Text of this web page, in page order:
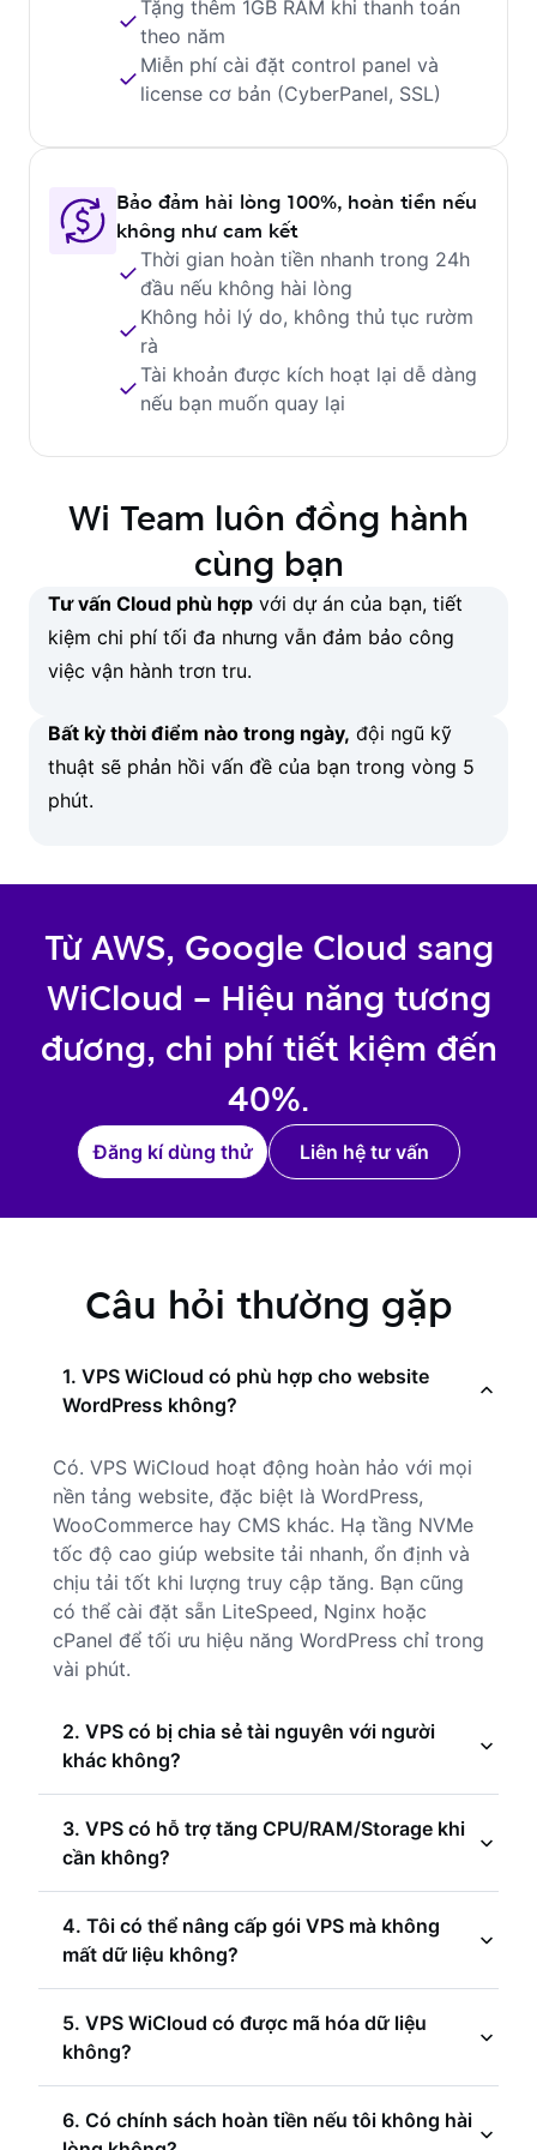
Tặng thêm 1GB RAM khi thanh toán
theo năm
Miễn phí cài đặt control panel và
license cơ bản (CyberPanel, SSL)
Bảo đảm hài lòng 100%, hoàn tiền nếu
không như cam kết
Thời gian hoàn tiền nhanh trong 24h
đầu nếu không hài lòng
Không hỏi lý do, không thủ tục rườm
rà
Tài khoản được kích hoạt lại dễ dàng
nếu bạn muốn quay lại
Wi Team luôn đồng hành
cùng bạn
Tư vấn Cloud phù hợp với dự án của bạn, tiết
kiệm chi phí tối đa nhưng vẫn đảm bảo công
việc vận hành trơn tru.
Bất kỳ thời điểm nào trong ngày, đội ngũ kỹ
thuật sẽ phản hồi vấn đề của bạn trong vòng 5
phút.
Từ AWS, Google Cloud sang
WiCloud – Hiệu năng tương
đương, chi phí tiết kiệm đến
40%.
Đăng kí dùng thử Liên hệ tư vấn
Câu hỏi thường gặp
1. VPS WiCloud có phù hợp cho website
WordPress không?
Có. VPS WiCloud hoạt động hoàn hảo với mọi
nền tảng website, đặc biệt là WordPress,
WooCommerce hay CMS khác. Hạ tầng NVMe
tốc độ cao giúp website tải nhanh, ổn định và
chịu tải tốt khi lượng truy cập tăng. Bạn cũng
có thể cài đặt sẵn LiteSpeed, Nginx hoặc
cPanel để tối ưu hiệu năng WordPress chỉ trong
vài phút.
2. VPS có bị chia sẻ tài nguyên với người
khác không?
Không. Mỗi VPS WiCloud là một máy chủ ảo
độc lập, có CPU, RAM, ổ cứng và IP riêng.
bảo hiệu năng ổn định và quyền kiểm soát
toàn phần.
3. VPS có hỗ trợ tăng CPU/RAM/Storage khi
cần không?
Có. Bạn có thể nâng cấp CPU, RAM, hoặc dung
lượng ổ NVMe bất cứ lúc nào ngay trong
4. Tôi có thể nâng cấp gói VPS mà không
mất dữ liệu không?
Hoàn toàn có thể. Hệ thống của WiCloud cho
phép nâng cấp gói hoặc tăng tài nguyên mà dữ
toàn, không cần bạn thao tác phức tạp.
5. VPS WiCloud có được mã hóa dữ liệu
không?
Có. Toàn bộ dữ liệu trên VPS WiCloud đều
được mã hóa trong quá trình lưu trữ và truyền
6. Có chính sách hoàn tiền nếu tôi không hài